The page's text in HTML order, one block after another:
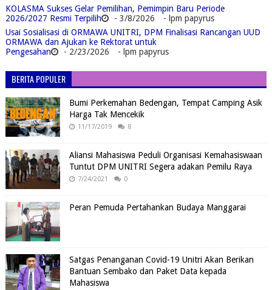
KOLASMA Sukses Gelar Pemilihan, Pemimpin Baru Periode
2026/2027 Resmi Terpilih
- 3/8/2026
- lpm papyrus
Usai Sosialisasi di ORMAWA UNITRI, DPM Finalisasi Rancangan UUD
ORMAWA dan Ajukan ke Rektorat untuk
Pengesahan
- 2/23/2026 - lpm papyrus
BERITA POPULER
Bumi Perkemahan Bedengan, Tempat Camping Asik
Harga Tak Mencekik
11/17/2019 8
Aliansi Mahasiswa Peduli Organisasi Kemahasiswaan
Tuntut DPM UNITRI Segera adakan Pemilu Raya
7/24/2021 0
Peran Pemuda Pertahankan Budaya Manggarai
Satgas Penanganan Covid-19 Unitri Akan Berikan
Bantuan Sembako dan Paket Data kepada
Mahasiswa